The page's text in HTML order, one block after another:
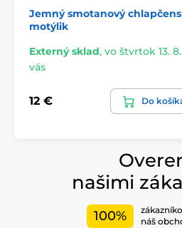
Jemný smotanový
motýlik
Externý sklad, vo štvrtok 13.
vás
12 € Do
našimi
100%
náš